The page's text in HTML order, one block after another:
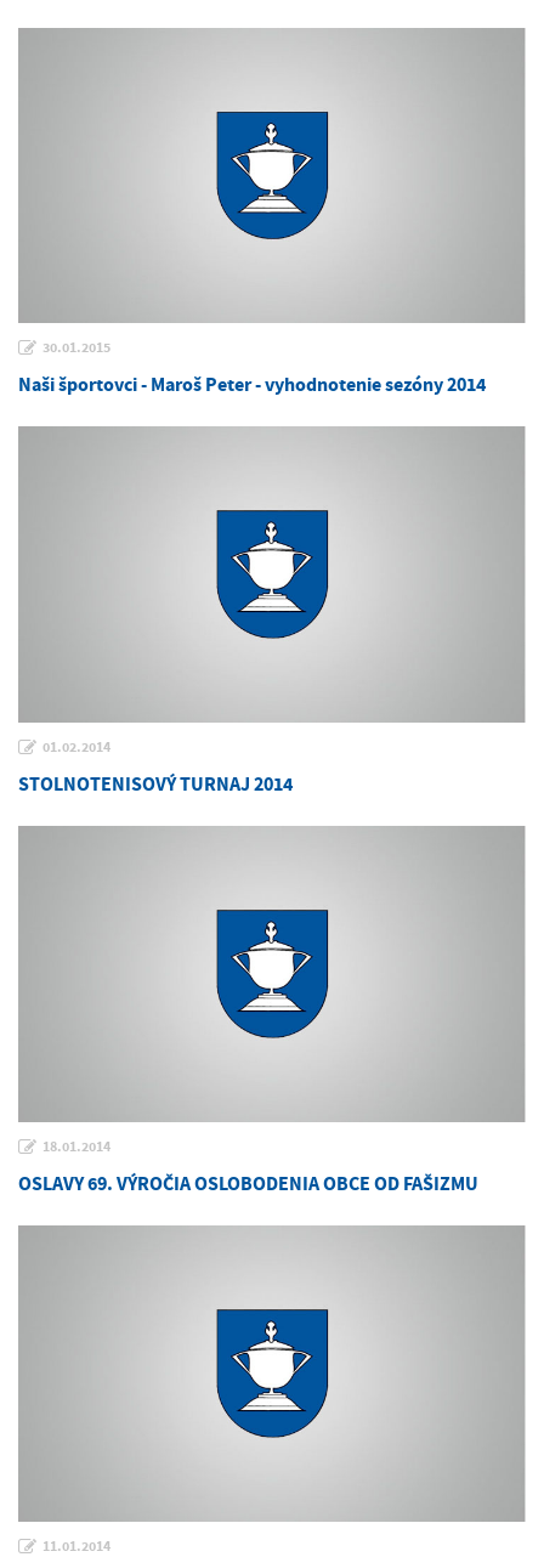
30.01.2015
Naši športovci - Maroš Peter - vyhodnotenie sezóny 2014
01.02.2014
STOLNOTENISOVÝ TURNAJ 2014
18.01.2014
OSLAVY 69. VÝROČIA OSLOBODENIA OBCE OD FAŠIZMU
11.01.2014